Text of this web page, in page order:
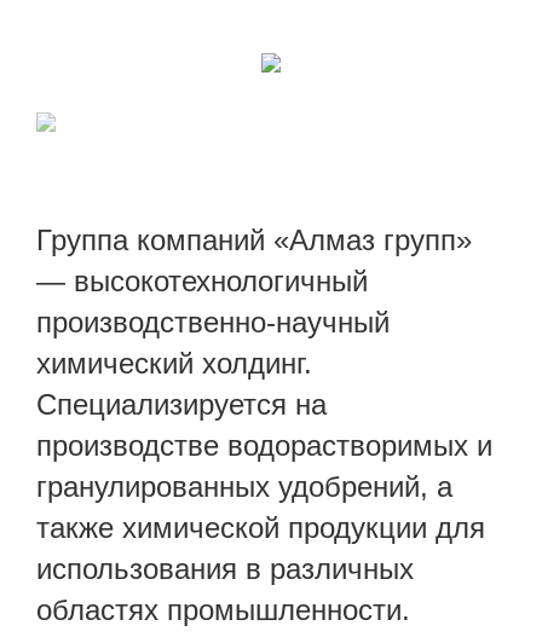
Группа компаний «Алмаз групп»
— высокотехнологичный
производственно-научный
химический холдинг.
Специализируется на
производстве водорастворимых и
гранулированных удобрений, а
также химической продукции для
использования в различных
областях промышленности.